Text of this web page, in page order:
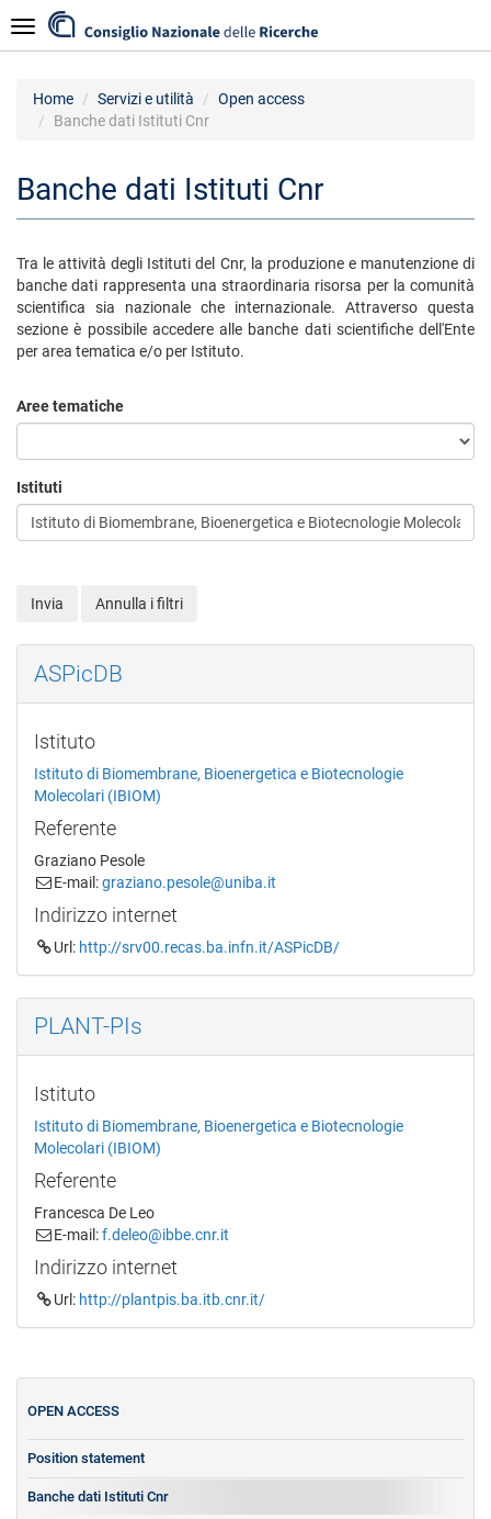
al
contenuto
Navigazione
Home Servizi e utilità
Open access
Banche dati Istituti Cnr
Banche dati Istituti Cnr
Tra le attività degli Istituti del Cnr, la produzione e manutenzione di
banche dati rappresenta una straordinaria risorsa per la comunità
scientifica sia nazionale che internazionale. Attraverso questa
sezione è possibile accedere alle banche dati scientifiche dell'Ente
per area tematica e/o per Istituto.
Aree tematiche
Istituti
Invia Annulla i filtri
ASPicDB
Istituto
Istituto di Biomembrane, Bioenergetica e Biotecnologie
Molecolari (IBIOM)
Referente
Graziano Pesole
E-mail:graziano.pesole@uniba.it
Indirizzo internet
Url: http://srv00.recas.ba.infn.it/ASPicDB/
PLANT-PIs
Istituto
Istituto di Biomembrane, Bioenergetica e Biotecnologie
Molecolari (IBIOM)
Referente
Francesca De Leo
E-mail:f.deleo@ibbe.cnr.it
Indirizzo internet
Url: http://plantpis.ba.itb.cnr.it/
OPEN ACCESS
Position statement
Banche dati Istituti Cnr